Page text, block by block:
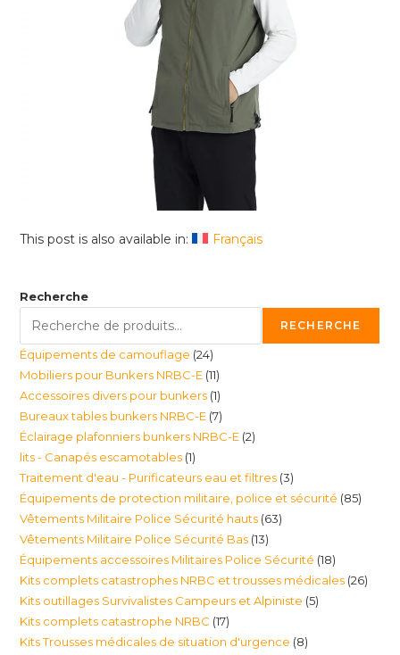
This post is also available in: Français
Recherche
RECHERCHE
Équipements de camouflage 2424
produits
Mobiliers pour Bunkers NRBC-E 1111
produits
Accessoires divers pour bunkers 11
produit
Bureaux tables bunkers NRBC-E 77
produits
Éclairage plafonniers bunkers NRBC-E 22
lits - Canapés escamotables 11
produit
Traitement d'eau - Purificateurs eau et filtres 33
produits
Équipements de protection militaire, police et sécurité 8585
Vêtements Militaire Police Sécurité hauts 6363
Vêtements Militaire Police Sécurité Bas 1313
produits
Équipements accessoires Militaires Police Sécurité 1818
produits
Kits complets catastrophes NRBC et trousses médicales 2626
Kits outillages Survivalistes Campeurs et Alpiniste 55
Kits complets catastrophe NRBC 1717
produits
Kits Trousses médicales de situation d'urgence 88